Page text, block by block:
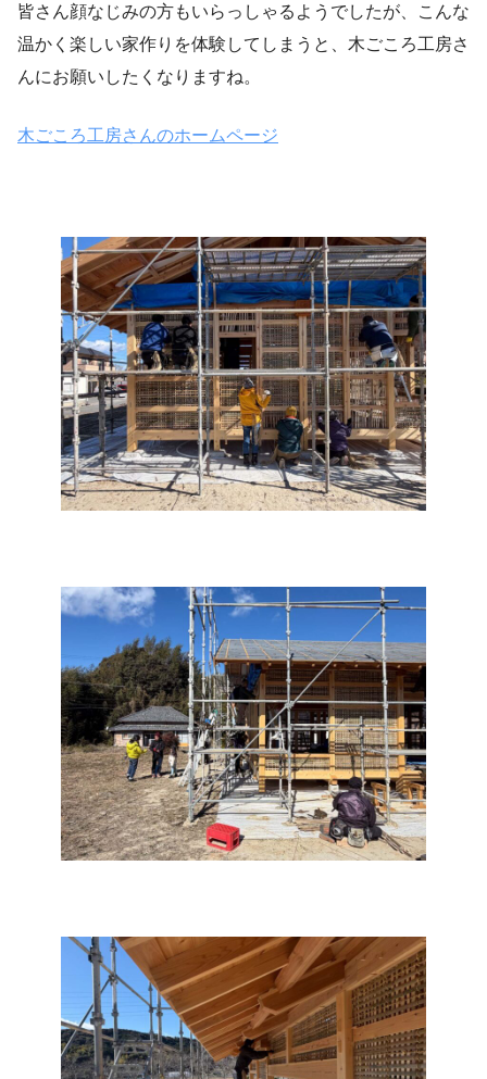
皆さん顔なじみの方もいらっしゃるようでしたが、こんな
温かく楽しい家作りを体験してしまうと、木ごころ工房さ
んにお願いしたくなりますね。
木ごころ工房さんのホームページ